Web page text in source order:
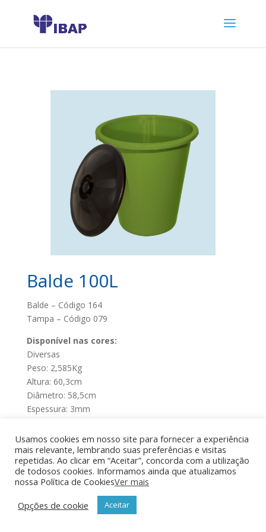
Balde 100L
Balde – Código 164
Tampa – Código 079
Disponível nas cores:
Diversas
Peso: 2,585Kg
Altura: 60,3cm
Diâmetro: 58,5cm
Espessura: 3mm
Produtos
Bacias
Cadeiras
Usamos cookies em nosso site para fornecer a experiência
mais relevante, lembrando suas preferências e visitas
repetidas. Ao clicar em “Aceitar”, concorda com a utilização
de todosos cookies. Informamos ainda que atualizamos
nossa Política de CookiesVer mais
Opções de cookie
Aceitar